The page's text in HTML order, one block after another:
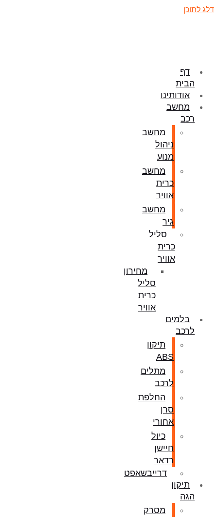
דלג לתוכן
דף
הבית
אודותינו
מחשב
רכב
מחשב
ניהול
מנוע
מחשב
כרית
אוויר
מחשב
גיר
סליל
כרית
אוויר
מחירון
סליל
כרית
אוויר
בלמים
לרכב
תיקון
ABS
מתלים
לרכב
החלפת
סרן
אחורי
כיול
חיישן
רדאר
דרייבשאפט
תיקון
הגה
מסרק